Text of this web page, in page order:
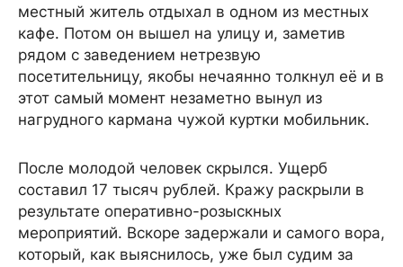
местный житель отдыхал в одном из местных
кафе. Потом он вышел на улицу и, заметив
рядом с заведением нетрезвую
посетительницу, якобы нечаянно толкнул её и в
этот самый момент незаметно вынул из
нагрудного кармана чужой куртки мобильник.
После молодой человек скрылся. Ущерб
составил 17 тысяч рублей. Кражу раскрыли в
результате оперативно-розыскных
мероприятий. Вскоре задержали и самого вора,
который, как выяснилось, уже был судим за